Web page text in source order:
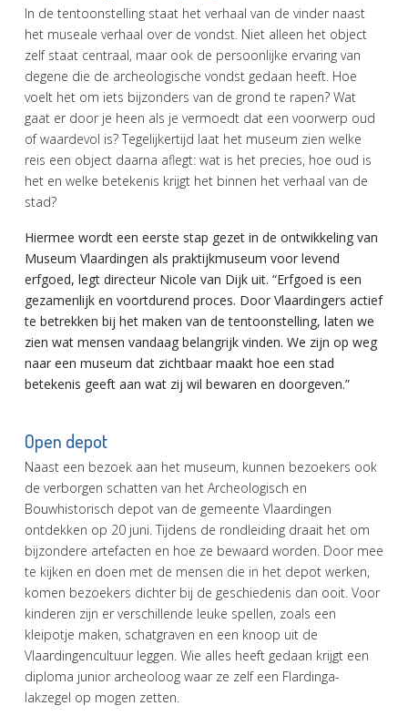
In de tentoonstelling staat het verhaal van de vinder naast
het museale verhaal over de vondst. Niet alleen het object
zelf staat centraal, maar ook de persoonlijke ervaring van
degene die de archeologische vondst gedaan heeft. Hoe
voelt het om iets bijzonders van de grond te rapen? Wat
gaat er door je heen als je vermoedt dat een voorwerp oud
of waardevol is? Tegelijkertijd laat het museum zien welke
reis een object daarna aflegt: wat is het precies, hoe oud is
het en welke betekenis krijgt het binnen het verhaal van de
stad?
Hiermee wordt een eerste stap gezet in de ontwikkeling van
Museum Vlaardingen als praktijkmuseum voor levend
erfgoed, legt directeur Nicole van Dijk uit. “Erfgoed is een
gezamenlijk en voortdurend proces. Door Vlaardingers actief
te betrekken bij het maken van de tentoonstelling, laten we
zien wat mensen vandaag belangrijk vinden. We zijn op weg
naar een museum dat zichtbaar maakt hoe een stad
betekenis geeft aan wat zij wil bewaren en doorgeven.”
Open depot
Naast een bezoek aan het museum, kunnen bezoekers ook
de verborgen schatten van het Archeologisch en
Bouwhistorisch depot van de gemeente Vlaardingen
ontdekken op 20 juni. Tijdens de rondleiding draait het om
bijzondere artefacten en hoe ze bewaard worden. Door mee
te kijken en doen met de mensen die in het depot werken,
komen bezoekers dichter bij de geschiedenis dan ooit. Voor
kinderen zijn er verschillende leuke spellen, zoals een
kleipotje maken, schatgraven en een knoop uit de
Vlaardingencultuur leggen. Wie alles heeft gedaan krijgt een
diploma junior archeoloog waar ze zelf een Flardinga-
lakzegel op mogen zetten.